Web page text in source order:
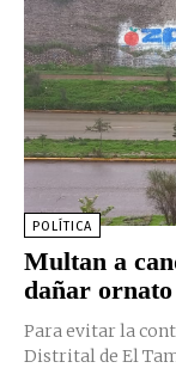
POLÍTICA
Multan a
dañar
Para evitar la
Distrital de El